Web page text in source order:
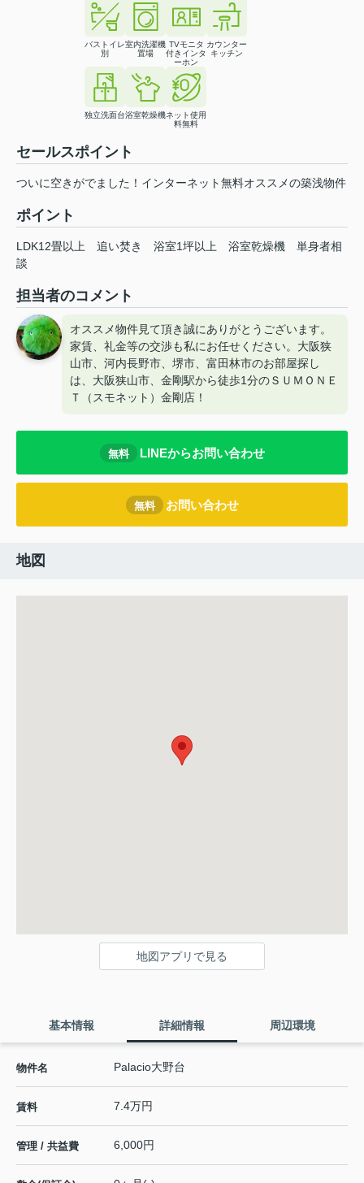
バストイレ
別
室内洗濯機
置場
TVモニタ
付きインタ
ーホン
カウンター
キッチン
独立洗面台浴室乾燥機ネット使用
料無料
セールスポイント
ついに空きがでました！インターネット無料オススメの築浅物件
ポイント
LDK12畳以上 追い焚き 浴室1坪以上 浴室乾燥機
単身者相
談
担当者のコメント
オススメ物件見て頂き誠にありがとうございます。
家賃、礼金等の交渉も私にお任せください。大阪狭
山市、河内長野市、堺市、富田林市のお部屋探し
は、大阪狭山市、金剛駅から徒歩1分のＳＵＭＯＮＥ
Ｔ（スモネット）金剛店！
無料 LINEからお問い合わせ
無料 お問い合わせ
地図
地図アプリで見る
基本情報 詳細情報 周辺環境
物件名 Palacio大野台
賃料 7.4万円
管理 / 共益費 6,000円